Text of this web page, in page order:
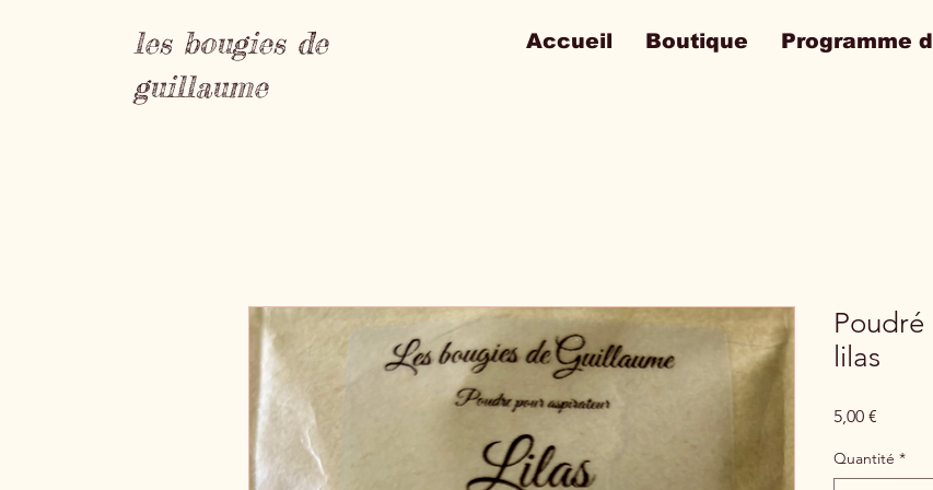
les bougies de
guillaume
Accueil Boutique Programme
Poudré
lilas
5,00 €
Quantité *